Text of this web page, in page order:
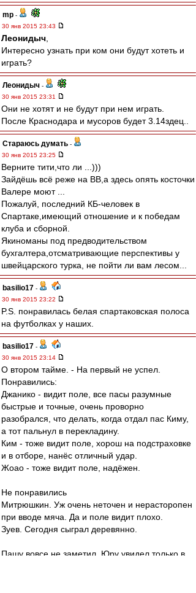
mp -
30 янв 2015 23:43
Леонидыч
Интересно узнать при ком они будут хотеть и
играть?
Леонидыч -
30 янв 2015 23:31
Они не хотят и не будут при нем играть.
После Краснодара и мусоров будет 3.14здец..
Стараюсь думать -
30 янв 2015 23:25
Верните тити,что ли ...)))
Зайдёшь всё реже на ВВ,а здесь опять косточки
Валере моют ...
Пожалуй, последний КБ-человек в
Спартаке,имеющий отношение и к победам
клуба и сборной.
Якиноманы под предводительством
бухгалтера,отсматривающие перспективы у
швейцарского турка, не пойти ли вам лесом...
basilio17 -
30 янв 2015 23:22
P.S. понравилась белая спартаковская полоса
на футболках у наших.
basilio17 -
30 янв 2015 23:14
О втором тайме. - На первый не успел.
Понравились:
Джанико - видит поле, все пасы разумные
быстрые и точные, очень проворно
разобрался, что делать, когда отдал пас Киму,
а тот пальнул в перекладину.
Ким - тоже видит поле, хорош на подстраховке
и в отборе, нанёс отличный удар.
Жоао - тоже видит поле, надёжен.
Не понравились
Митрюшкин. Уж очень неточен и нерасторопен
при вводе мяча. Да и поле видит плохо.
Зуев. Сегодня сыграл деревянно.
Пашу вовсе не заметил. Юру увидел только в